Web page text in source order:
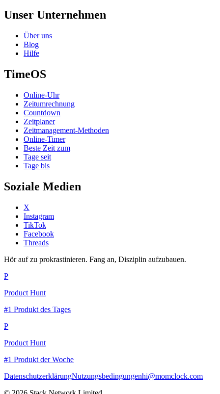
Unser Unternehmen
Über uns
Blog
Hilfe
TimeOS
Online-Uhr
Zeitumrechnung
Countdown
Zeitplaner
Zeitmanagement-Methoden
Online-Timer
Beste Zeit zum
Tage seit
Tage bis
Soziale Medien
X
Instagram
TikTok
Facebook
Threads
Hör auf zu prokrastinieren. Fang an, Disziplin aufzubauen.
P
Product Hunt
#1 Produkt des Tages
P
Product Hunt
#1 Produkt der Woche
DatenschutzerklärungNutzungsbedingungenhi@momclock.com